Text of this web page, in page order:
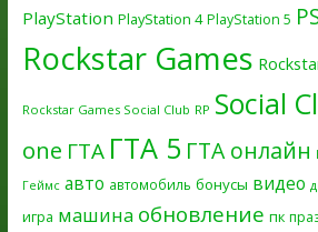
PlayStation PlayStation 4 PlayStation 5
Rockstar Games
Rockstar Games Social Club RP Social
one ГТА ГТА 5 ГТА онлайн
Геймс авто автомобиль бонусы видео
игра машина обновление пк